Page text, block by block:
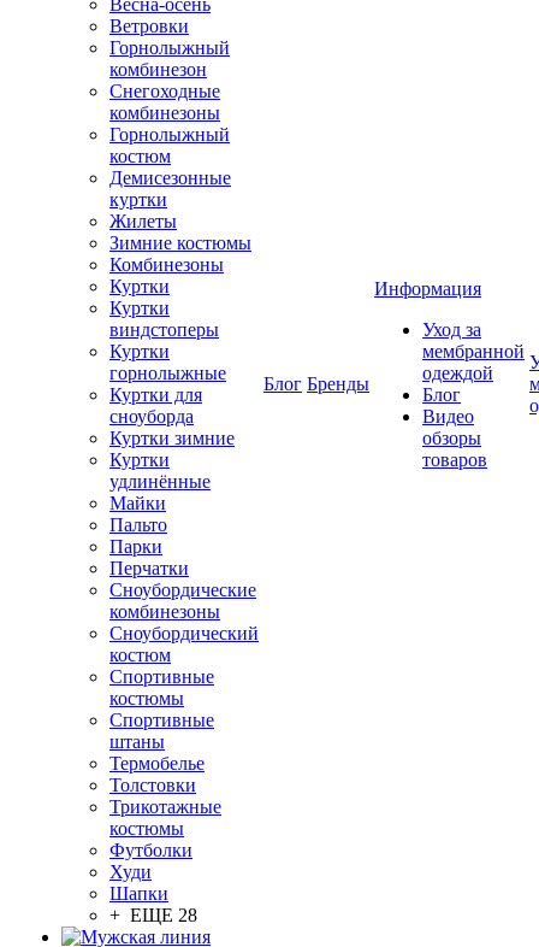
Весна-осень
Ветровки
Горнолыжный
комбинезон
Снегоходные
комбинезоны
Горнолыжный
костюм
Демисезонные
куртки
Жилеты
Зимние костюмы
Комбинезоны
Куртки
Куртки
виндстоперы
Куртки
горнолыжные
Куртки для
сноуборда
Куртки зимние
Куртки
удлинённые
Майки
Пальто
Парки
Перчатки
Сноубордические
комбинезоны
Сноубордический
костюм
Спортивные
костюмы
Спортивные
штаны
Термобелье
Толстовки
Трикотажные
костюмы
Футболки
Худи
Шапки
+ ЕЩЕ 28
Блог Бренды
Информация
Уход за
мембранной
одеждой
Блог
Видео
обзоры
товаров